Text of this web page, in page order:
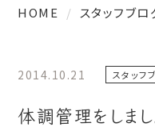
HOME スタッフブロ
2014.10.21 スタッフ
体調管理をしまし